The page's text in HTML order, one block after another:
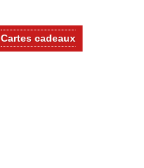
Cartes cadeaux